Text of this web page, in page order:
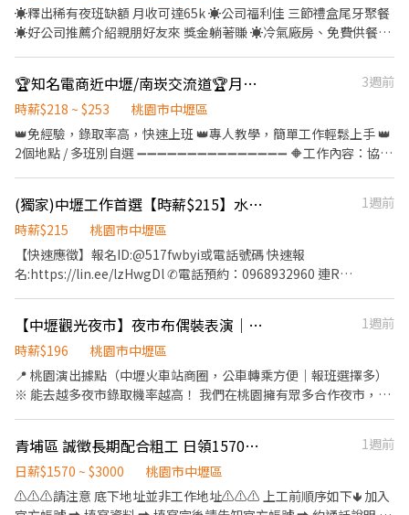
☀️釋出稀有夜班缺額 月收可達65k ☀️公司福利佳 三節禮盒尾牙聚餐
☀️好公司推薦介紹親朋好友來 獎金躺著賺 ☀️冷氣廠房、免費供餐
腦週邊批發業 ㊣ 工作內容： 【作業員】 1. 負責SMT 物料上料及設
備生產操作 2. 依照SOP進行電子產品組裝、檢驗、包裝等作業 3. 填
寫生產報表以追蹤生產產出 【倉管】 1. 負責原物料、半成品等庫存
的控管 2. 負責收料及發料等庫存異動 3. 配合生產線排程進行領料及
備料 4. 定期盤並確保帳料一致 5. 負責倉儲相關進出貨盤點及運輸和
輸入 2、物料檢驗報表製作 3、對物料庫存品進行定期抽檢 4、需會
看2D圖面及電子料Marking 5、有PCBA檢驗相關經驗佳 6、需支援
17:30 需配合加班 夜班20:30-05:30 需配合加班 ❤️工作地點:桃園市
大園區高鐵站前西路3段號(大江3分鐘) ❤️薪資福利： 日班時薪$210
日班薪$36960~49000(加班滿44小時,如周六加班更高) 夜班薪
$51260~63340(加班滿44小時,如周六加班更高) 夜班津貼450/日(當
日 見紅休 🎈員工福利🎈 ✅勞保、團保、勞退 ✅免繳福利金0.5% ✅
可周領 用錢沒煩惱 可日領 可周領 日領最高可達1920起 ❣️【快速預
約✚找康彼斯柔伊】❣️ ☑️【線上投遞履歷，將立即與您聯絡】
☑️【請電洽☎0911608280，找柔伊面試】 ☑️【LIN】
@661pongj【請留下 姓名✚電話✚職缺名稱】
🏆知名電商近中壢/南崁交流道🏆月有38K起🏆穩定上班免經驗🏆多班別理貨員B2
3週前
時薪$218 ~ $253
桃園市中壢區
👑免經驗，錄取率高，快速上班 👑專人教學，簡單工作輕鬆上手 👑
2個地點 / 多班別自選 ➖➖➖➖➖➖➖➖➖➖➖➖➖➖➖ 🔶工作內容：協助
天，其餘天數個人自選排休。✨ 🔶領薪方式：隔日匯/週匯/月匯 (台
企) 🔶工作地點/工作時間/薪水：自選地點/班別 - 1️⃣桃園市蘆竹區南
青路1255號 (近南崁好市多、義美、蘆竹戶政事務所)
https://maps.app.goo.gl/BWpo9kFxPJLZ2DPq7 1. 日班B｜⏰
09:00 ~ 18:00 ✔️時薪220/H - 2️⃣桃園市大園區高鐵站前西路三段77
班B｜ 09:00 ~ 18:00 ✅ $218/H (倉儲理貨/週休六日) 2⏰午班A｜
13:30 ~ 22:30 ✅ $225/H 3⏰午班B｜ 15:00 ~ 00:00 ✅ $227/H 4⏰晚
$253/H (當天凌晨) - 需開電拖，無經驗可學 6⏰小晚班｜ 19:00－
23:00 ✅$231/H - ‼️以上班別需配合至理貨結束‼️ ‼️以上8H班別皆含
休息60分鐘，不計薪 (有間休15分鐘)‼️ - ▶隔日匯：隔日晚上22:00
前入帳。 ▶週領：每週一～日結算，隔週三領薪。 ⚠️ 若遇休假日或
放。 --- ⭐️⭐️⭐️⭐️⬇️⬇️ 應徵方式看這邊⬇️⬇️ ⭐️⭐️⭐️⭐️ 1️⃣☎️【潔西專員】
0906811333 / 官方 ʟɪɴᴇ ID ➤ @lisin888 （力信公司） 2️⃣線上應徵
(獨家)中壢工作首選【時薪$215】水產養殖作業員/周休二日/供餐/可預支/免費停車#ZO(威)
1週前
時薪$215
桃園市中壢區
【快速應徵】報名ID:@517fwbyi或電話號碼 快速報
名:https://lin.ee/lzHwgDl ✆電話預約：0968932960 連R
行魚產品加工及包裝 ▪ 完成主管交辦有關加工包裝等事宜。 ❤️工作
地點：桃園市中壢區自強一路 ❤️工作環境：久站作業、著工作服、
工作鞋(公司提供) ❤️薪資待遇：$215 ❤️工作時間：日班08:00-
17:00或08:30-17:30 (生產主任安排 但多數都會是8:30的班別) (若加
便利： 一、位於中壢工業區 1.搭乘232號公車至【長春路站】後步
行4分鐘 ⭐任職滿五天補助體檢費用
【中壢觀光夜市】夜市布偶裝表演｜時薪196｜自主報班・無經驗可
1週前
時薪$196
桃園市中壢區
📍 桃園演出據點（中壢火車站商圈，公車轉乘方便｜報班選擇多）
※ 能去越多夜市錄取機率越高！ 我們在桃園擁有眾多合作夜市，您
夜市時薪250元 🚇 交通：中壢火車站商圈，公車轉乘方便，下課下
班順路上工。 班表上沒有列出的夜市或場地也能報名嗎？當然可
以！ 只要您有想去的夜市、商圈或適合演出的地點，歡迎主動洽
詢，我們都可以為您協調排班，讓您在最熟悉、最方便的地方工
青埔區 誠徵長期配合粗工 日領1570-3000 可日領 可週領
1週前
日薪$1570 ~ $3000
桃園市中壢區
⚠️⚠️⚠️請注意 底下地址並非工作地址⚠️⚠️⚠️ 上工前順序如下🢃 加入